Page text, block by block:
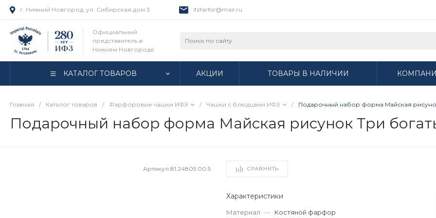
г. Нижний Новгород, ул. Сибирская дом 3 ifzfarfor@mail.ru
Официальный
представитель в
Нижнем Новгороде
КАТАЛОГ ТОВАРОВ АКЦИИ ТОВАРЫ В НАЛИЧИИ
Главная / Каталог товаров / Фарфоровые чашки ИФЗ / Чашки с блюдцами ИФЗ / Подарочный набор форма Майская
Подарочный набор форма Майская рисунок Три
Артикул81.24805.00.5 СРАВНИТЬ
Характеристики
Материал — Костяной фарфор